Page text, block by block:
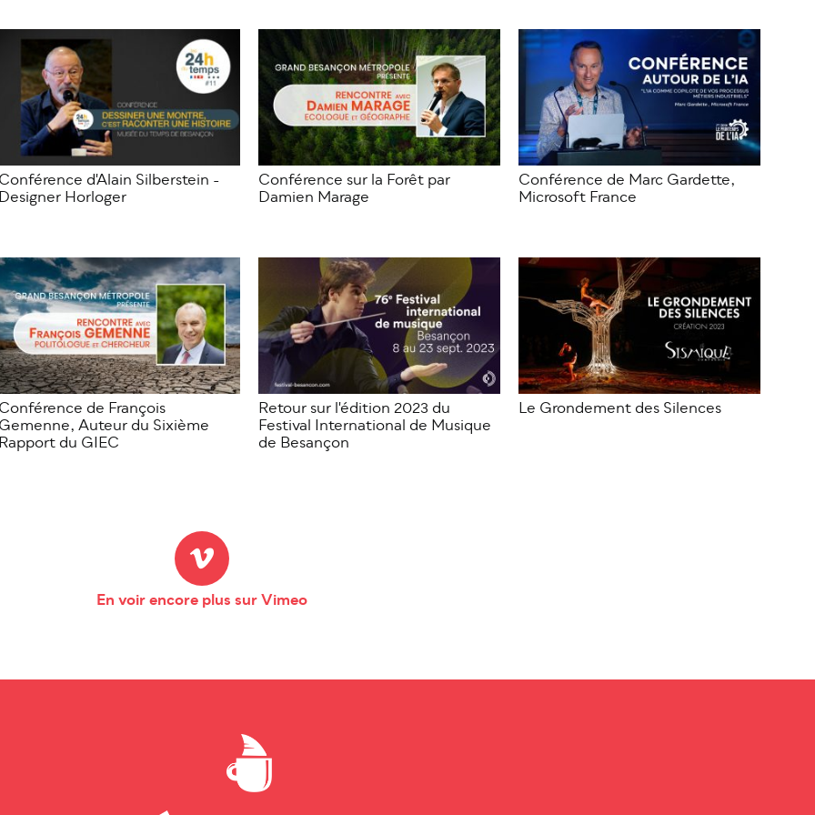
Conférence d'Alain Silberstein -
Designer Horloger
Conférence sur la Forêt par
Damien Marage
Conférence de Marc Gardette,
Microsoft France
Conférence de François
Gemenne, Auteur du Sixième
Rapport du GIEC
Retour sur l'édition 2023 du
Festival International de Musique
de Besançon
Le Grondement des Silences
En voir encore plus sur Vimeo